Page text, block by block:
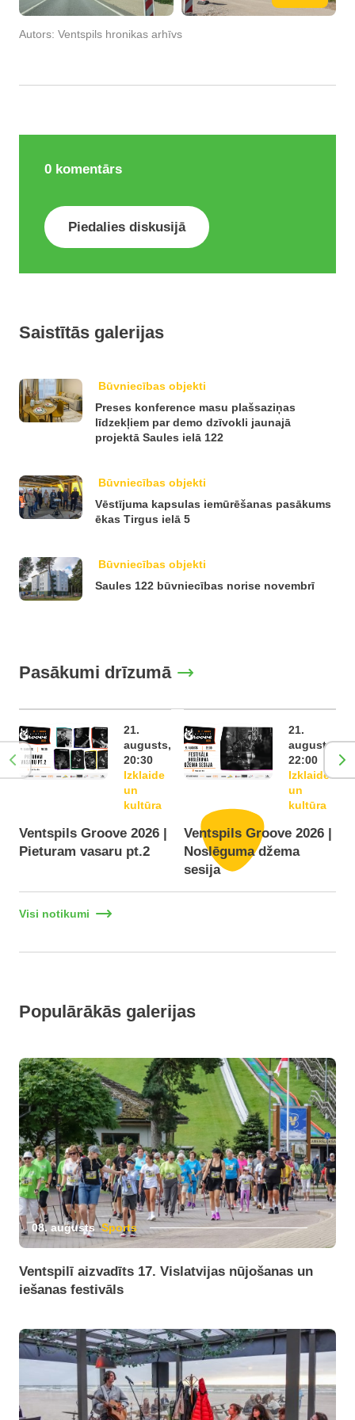
Autors: Ventspils hronikas arhīvs
0 komentārs
Piedalies diskusijā
Saistītās galerijas
Būvniecības objekti
Preses konference masu plašsaziņas
līdzekļiem par demo dzīvokli jaunajā
projektā Saules ielā 122
Būvniecības objekti
Vēstījuma kapsulas iemūrēšanas pasākums
ēkas Tirgus ielā 5
Būvniecības objekti
Saules 122 būvniecības norise novembrī
Pasākumi drīzumā
21.
augusts,
20:30
Izklaide
un
kultūra
Ventspils Groove 2026 |
Pieturam vasaru pt.2
21.
augusts,
22:00
Izklaide
un
kultūra
Ventspils Groove 2026 |
Noslēguma džema
sesija
Visi notikumi
Populārākās galerijas
08. augusts Sports
Ventspilī aizvadīts 17. Vislatvijas nūjošanas un
iešanas festivāls